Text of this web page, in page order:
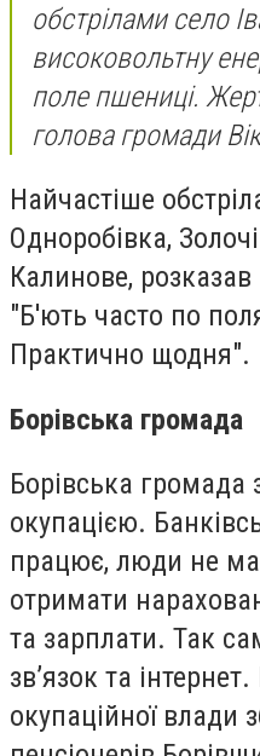
обстрілами село
високовольтну
поле пшениці.
голова громади
Найчастіше
Одноробівка,
Калинове,
"Б'ють часто по
Практично щодня".
Борівська громада
Борівська громада
окупацією.
працює, люди не
отримати
та зарплати. Так
зв’язок та
окупаційної влади